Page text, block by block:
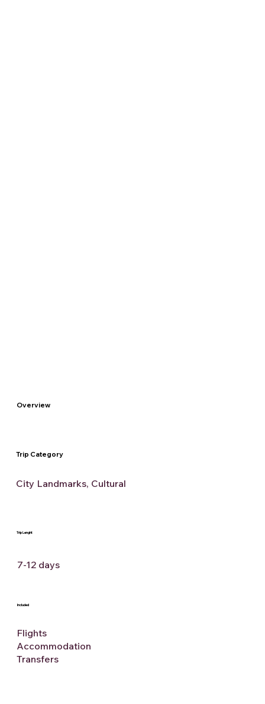
Overview
Trip Category
City Landmarks, Cultural
Trip Lenght
7-12 days
Included
Flights
Accommodation
Transfers